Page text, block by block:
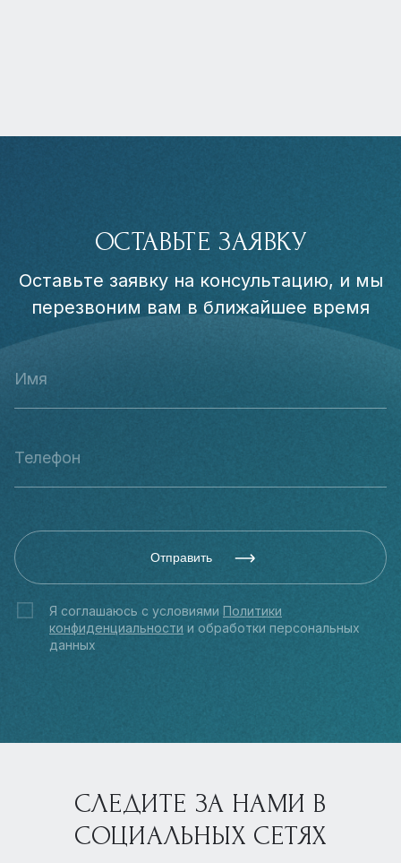
ОСТАВЬТЕ ЗАЯВКУ
Оставьте заявку на консультацию, и мы
перезвоним вам в ближайшее время
Отправить
Я соглашаюсь с условиями Политики
конфиденциальности и обработки персональных
данных
СЛЕДИТЕ ЗА НАМИ В
СОЦИАЛЬНЫХ СЕТЯХ